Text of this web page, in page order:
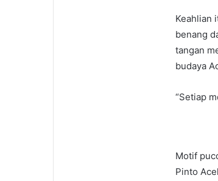
Keahlian
benang
tangan
budaya
“Setiap
Motif
Pinto